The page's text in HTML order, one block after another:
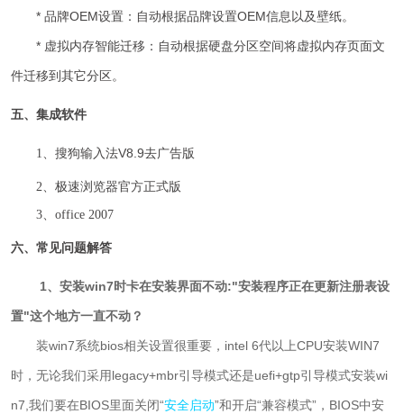
* 品牌OEM设置：自动根据品牌设置OEM信息以及壁纸。
* 虚拟内存智能迁移：自动根据硬盘分区空间将虚拟内存页面文
件迁移到其它分区。
五、集成软件
1、搜狗输入法V8.9去广告版
2、极速浏览器官方正式版
3、office 2007
六、常见问题解答
1、安装win7时卡在安装界面不动:"安装程序正在更新注册表设
置"这个地方一直不动？
装win7系统bios相关设置很重要，intel 6代以上CPU安装WIN7
时，无论我们采用legacy+mbr引导模式还是uefi+gtp引导模式安装wi
n7,我们要在BIOS里面关闭“安全启动”和开启“兼容模式”，BIOS中安